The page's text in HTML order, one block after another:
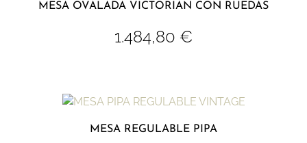
MESA OVALADA VICTORIAN CON RUEDAS
1.484,80 €
MESA REGULABLE PIPA